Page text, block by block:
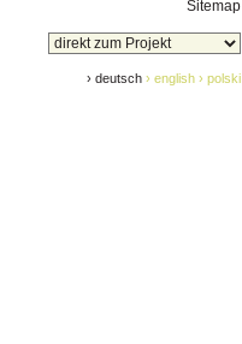
Sitemap
› deutsch › english › polski